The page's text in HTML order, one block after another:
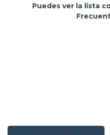
Puedes ver la lista